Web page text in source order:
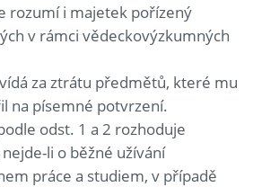
rozumí i majetek pořízený
v rámci vědeckovýzkumných
za ztrátu předmětů, které mu
na písemné potvrzení.
odst. 1 a 2 rozhoduje
li o běžné užívání
práce a studiem, v případě